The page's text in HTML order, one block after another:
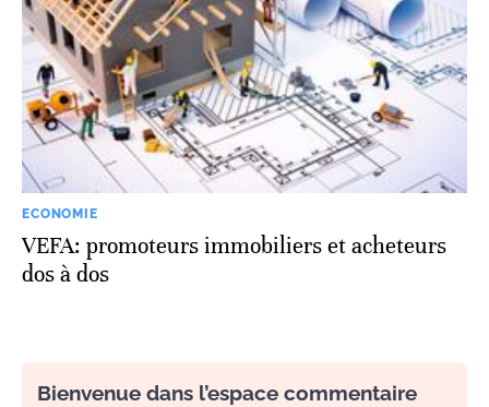
ECONOMIE
VEFA: promoteurs immobiliers et acheteurs
dos à dos
Bienvenue dans l’espace commentaire